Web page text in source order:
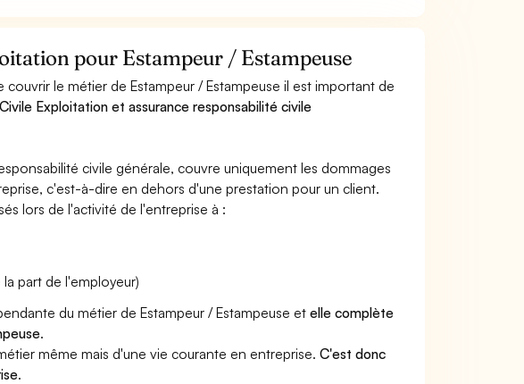
pour Estampeur / Estampeuse
le métier de Estampeur / Estampeuse il est important de
Exploitation et assurance responsabilité civile
civile générale, couvre uniquement les dommages
c'est-à-dire en dehors d'une prestation pour un client.
lors de l'activité de l'entreprise à :
la part de l'employeur)
du métier de Estampeur / Estampeuse etelle complète
.
même mais d'une vie courante en entreprise.C'est donc
.